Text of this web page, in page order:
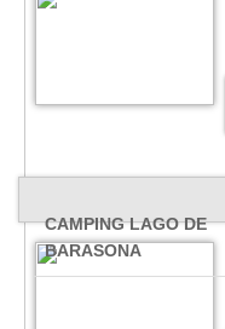
CAMPING LAGO DE
BARASONA